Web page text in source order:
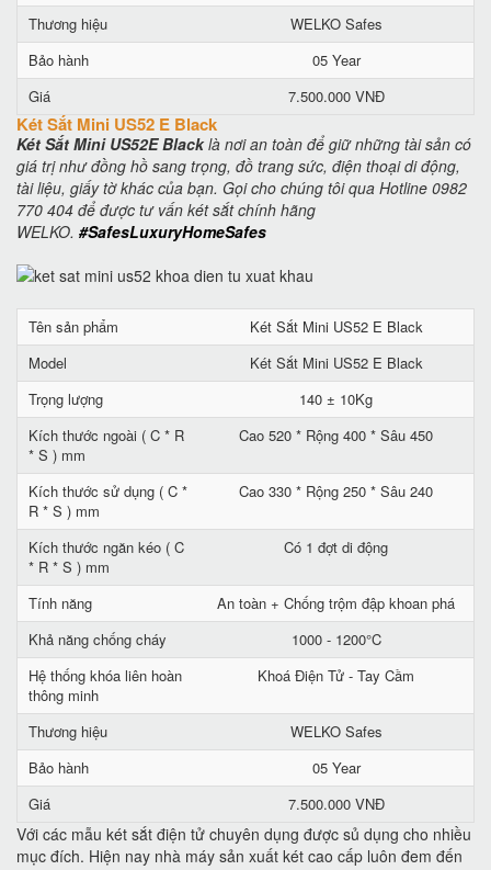
Thương hiệu
WELKO Safes
Bảo hành
05 Year
Giá
7.500.000 VNĐ
Két Sắt Mini US52 E Black
Két Sắt Mini US52E Blacklà nơi an toàn để giữ những tài sản có
giá trị như đồng hồ sang trọng, đồ trang sức, điện thoại di động,
tài liệu, giấy tờ khác của bạn. Gọi cho chúng tôi qua Hotline 0982
770 404 để được tư vấn két sắt chính hãng
WELKO. #SafesLuxuryHomeSafes
Tên sản phẩm
Két Sắt Mini US52 E Black
Model
Két Sắt Mini US52 E Black
Trọng lượng
140 ± 10Kg
Kích thước ngoài ( C * R
* S ) mm
Cao 520 * Rộng 400 * Sâu 450
Kích thước sử dụng ( C *
R * S ) mm
Cao 330 * Rộng 250 * Sâu 240
Kích thước ngăn kéo ( C
* R * S ) mm
Có 1 đợt di động
Tính năng
An toàn + Chống trộm đập khoan phá
Khả năng chống cháy
1000 - 1200°C
Hệ thống khóa liên hoàn
thông minh
Khoá Điện Tử - Tay Cầm
Thương hiệu
WELKO Safes
Bảo hành
05 Year
Giá
7.500.000 VNĐ
Với các mẫu két sắt điện tử chuyên dụng được sủ dụng cho nhiều
mục đích. Hiện nay nhà máy sản xuất két cao cấp luôn đem đến